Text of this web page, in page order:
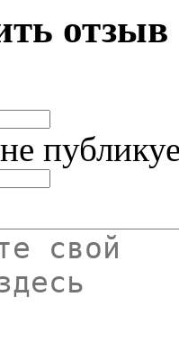
отзыв